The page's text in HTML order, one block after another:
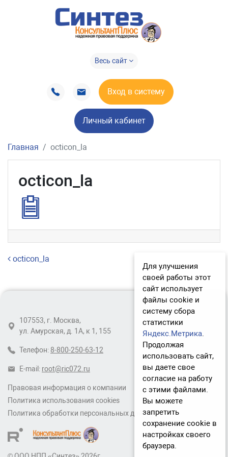
Весь сайт
Вход в систему
Личный кабинет
Главная octicon_la
octicon_la
Навигация по записям
octicon_la
Правовая информация о компании
Политика использования cookies
Политика обработки персональных данных
107553, г. Москва,
ул. Амурская, д. 1А, к 1, 155
Телефон: 8-800-250-63-12
E-mail: root@ric072.ru
Для улучшения
своей работы этот
сайт использует
файлы cookie и
систему сбора
статистики
Яндекс.Метрика.
Продолжая
использовать сайт,
вы даете свое
согласие на работу
с этими файлами.
Вы можете
запретить
сохранение cookie в
настройках своего
браузера.